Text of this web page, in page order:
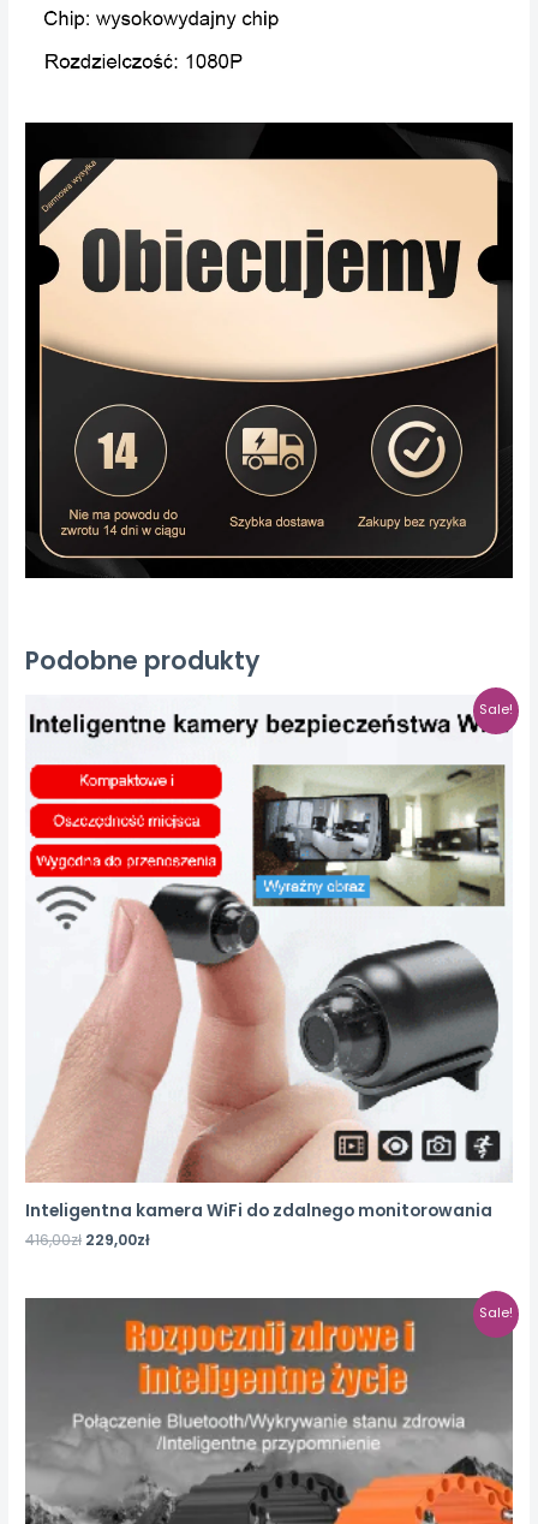
Podobne produkty
Sale!
Inteligentna kamera WiFi do zdalnego monitorowania
416,00zł 229,00zł
Sale!